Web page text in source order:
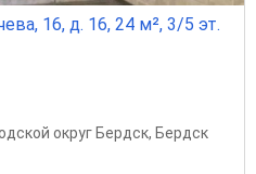
16, д. 16, 24 м², 3/5 эт.
округ Бердск, Бердск